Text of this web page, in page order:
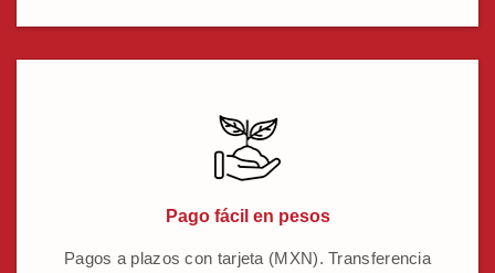
Pago fácil en pesos
Pagos a plazos con tarjeta (MXN). Transferencia